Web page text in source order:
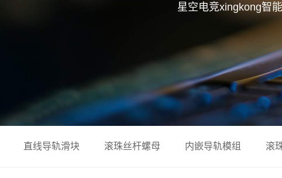
星空电竞xingkong智
直线导轨滑块 滚珠丝杆螺母 内嵌导轨模组 滚